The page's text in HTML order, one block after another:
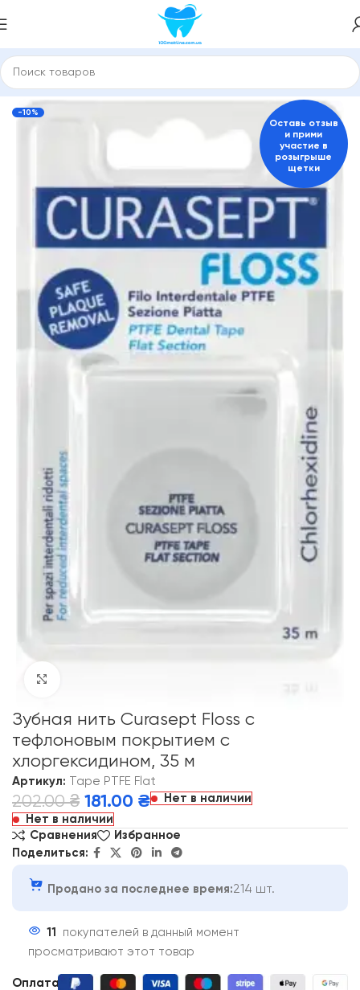
пасты и средства для гигиены полости рта Зубные нити
-10%
Оставь отзыв
и прими
участие в
розыгрыше
щетки
Зубная нить Curasept Floss с
тефлоновым покрытием с
хлоргексидином, 35 м
Артикул: Tape PTFE Flat
202.00₴ 181.00 ₴
Нет в наличии
Нет в наличии
Сравнения
Избранное
Поделиться:
Продано за последнее время:214 шт.
11
покупателей в данный момент
просматривают этот товар
Оплата: